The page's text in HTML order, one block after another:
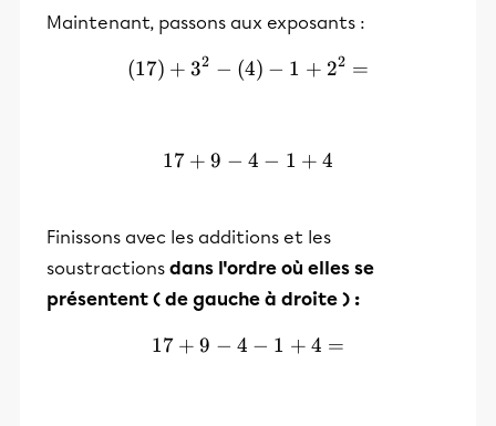
Maintenant, passons aux exposants :
(17)+3^2-(4)-1+2^2 =
(17) + 32 − (4) − 1 + 22 =
17 + 9 -4 -1 +4
17 + 9 − 4 − 1 + 4
Finissons avec les additions et les
soustractions dans l'ordre où elles se
présentent ( de gauche à droite ) :
17 + 9 -4 -1 +4 =
17 + 9 − 4 − 1 + 4 =